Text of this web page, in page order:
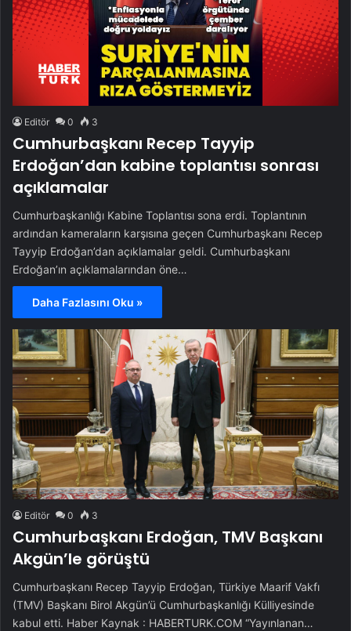
Editör 0 3
Cumhurbaşkanı Recep Tayyip
Erdoğan’dan kabine toplantısı sonrası
açıklamalar
Cumhurbaşkanlığı Kabine Toplantısı sona erdi. Toplantının
ardından kameraların karşısına geçen Cumhurbaşkanı Recep
Tayyip Erdoğan’dan açıklamalar geldi. Cumhurbaşkanı
Erdoğan’ın açıklamalarından öne…
Daha Fazlasını Oku »
Editör 0 3
Cumhurbaşkanı Erdoğan, TMV Başkanı
Akgün’le görüştü
Cumhurbaşkanı Recep Tayyip Erdoğan, Türkiye Maarif Vakfı
(TMV) Başkanı Birol Akgün’ü Cumhurbaşkanlığı Külliyesinde
kabul etti. Haber Kaynak : HABERTURK.COM “Yayınlanan…